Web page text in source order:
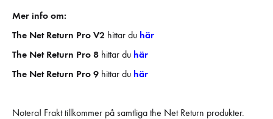
Mer info om:
The Net Return Pro V2 hittar du här
The Net Return Pro 8 hittar du här
The Net Return Pro 9 hittar du här
Notera! Frakt tillkommer på samtliga the Net Return produkter.